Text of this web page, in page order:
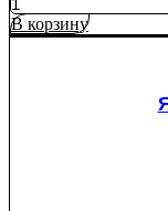
товара
Яблоня
В корзину